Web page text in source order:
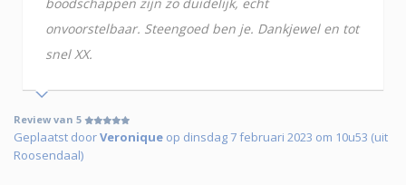
onvoorstelbaar. Steengoed ben je. Dankjewel en tot
snel XX.
Review van 5
Geplaatst doorVeronique op dinsdag 7 februari 2023 om 10u53 (uit
Roosendaal)